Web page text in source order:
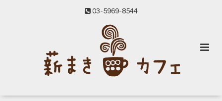
03-5969-8544